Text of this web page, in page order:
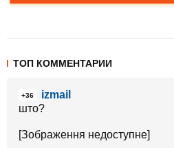
ТОП КОММЕНТАРИИ
+36
izmail
што?
[Зображення недоступне]